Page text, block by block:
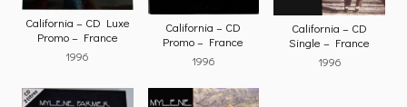
California – CD Luxe
Promo – France
1996
California – CD
Promo – France
1996
California – CD
Single – France
1996